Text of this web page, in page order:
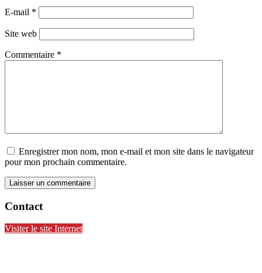
E-mail *
Site web
Commentaire *
Enregistrer mon nom, mon e-mail et mon site dans le navigateur
pour mon prochain commentaire.
Contact
Visiter le site Internet